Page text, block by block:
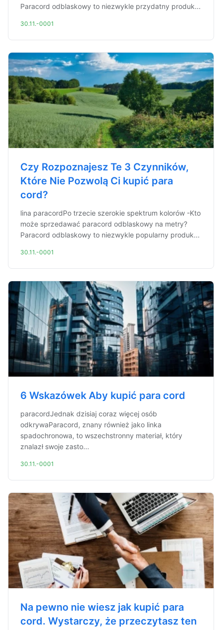
Paracord odblaskowy to niezwykle przydatny produk...
30.11.-0001
Czy Rozpoznajesz Te 3 Czynników,
Które Nie Pozwolą Ci kupić para
cord?
lina paracordPo trzecie szerokie spektrum kolorów -Kto
może sprzedawać paracord odblaskowy na metry?
Paracord odblaskowy to niezwykle popularny produk...
30.11.-0001
6 Wskazówek Aby kupić para cord
paracordJednak dzisiaj coraz więcej osób
odkrywaParacord, znany również jako linka
spadochronowa, to wszechstronny materiał, który
znalazł swoje zasto...
30.11.-0001
Na pewno nie wiesz jak kupić para
cord. Wystarczy, że przeczytasz ten